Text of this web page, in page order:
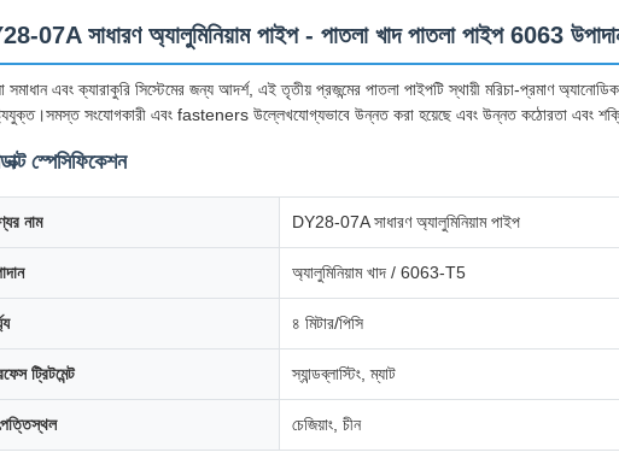
07A সাধারণ অ্যালুমিনিয়াম পাইপ - পাতলা খাদ পাতলা পাইপ 6063
সমাধান এবং ক্যারাকুরি সিস্টেমের জন্য আদর্শ, এই তৃতীয় প্রজন্মের পাতলা পাইপটি স্থায়ী মরিচা-প্রমাণ অ্যানোডিক
সংযোগকারী এবং fasteners উল্লেখযোগ্যভাবে উন্নত করা হয়েছে এবং উন্নত কঠোরতা এবং শক্তি
স্পেসিফিকেশন
নাম DY28-07A সাধারণ অ্যালুমিনিয়াম পাইপ
অ্যালুমিনিয়াম খাদ / 6063-T5
৪ মিটার/পিসি
ট্রিটমেন্ট স্যান্ডব্লাস্টিং, ম্যাট
চেজিয়াং, চীন